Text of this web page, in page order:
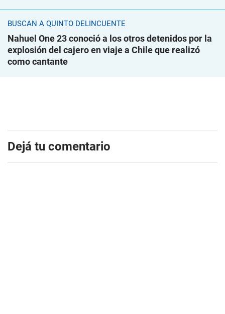
BUSCAN A QUINTO DELINCUENTE
Nahuel One 23 conoció a los otros detenidos por la
explosión del cajero en viaje a Chile que realizó
como cantante
Dejá tu comentario